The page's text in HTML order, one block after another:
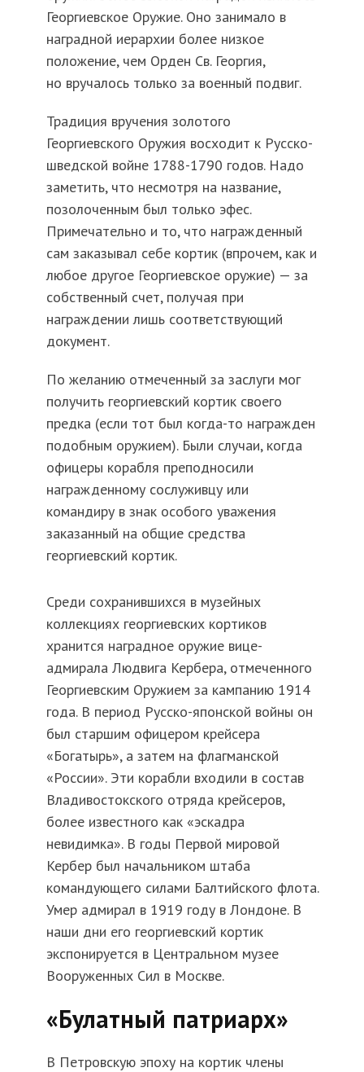
Георгиевское Оружие. Оно занимало в
наградной иерархии более низкое
положение, чем Орден Св. Георгия,
но вручалось только за военный подвиг.
Традиция вручения золотого
Георгиевского Оружия восходит к Русско-
шведской войне 1788-1790 годов. Надо
заметить, что несмотря на название,
позолоченным был только эфес.
Примечательно и то, что награжденный
сам заказывал себе кортик (впрочем, как и
любое другое Георгиевское оружие) — за
собственный счет, получая при
награждении лишь соответствующий
документ.
По желанию отмеченный за заслуги мог
получить георгиевский кортик своего
предка (если тот был когда-то награжден
подобным оружием). Были случаи, когда
офицеры корабля преподносили
награжденному сослуживцу или
командиру в знак особого уважения
заказанный на общие средства
георгиевский кортик.
Среди сохранившихся в музейных
коллекциях георгиевских кортиков
хранится наградное оружие вице-
адмирала Людвига Кербера, отмеченного
Георгиевским Оружием за кампанию 1914
года. В период Русско-японской войны он
был старшим офицером крейсера
«Богатырь», а затем на флагманской
«России». Эти корабли входили в состав
Владивостокского отряда крейсеров,
более известного как «эскадра
невидимка». В годы Первой мировой
Кербер был начальником штаба
командующего силами Балтийского флота.
Умер адмирал в 1919 году в Лондоне. В
наши дни его георгиевский кортик
экспонируется в Центральном музее
Вооруженных Сил в Москве.
«Булатный патриарх»
В Петровскую эпоху на кортик члены